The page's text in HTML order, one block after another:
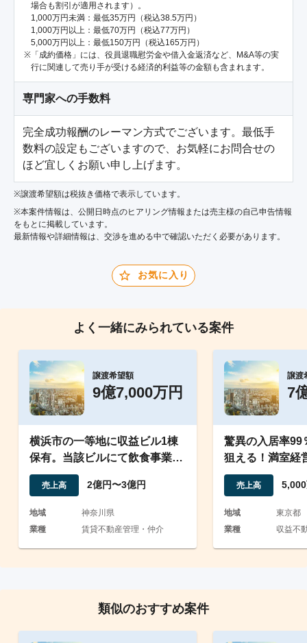
場合も割引が適用されます）。
1,000万円未満：最低35万円（税込38.5万円）
1,000万円以上：最低70万円（税込77万円）
5,000万円以上：最低150万円（税込165万円）
「成約価格」には、役員退職慰労金や借入金返済など、M&A等の実
行に関連して売り手が受ける経済的利益等の金額も含まれます。
専門家への手数料
完全成功報酬のレーマン方式でございます。最低手
数料の設定もございますので、お気軽にお問合せの
ほど宜しくお願い申し上げます。
※譲渡希望額は税抜き価格で表示しています。
※本案件情報は、公開日時点のヒアリング情報または売主様の自己申告情報
をもとに掲載しています。
最新情報や詳細情報は、交渉を進める中で確認いただく必要があります。
お気に入り
よく一緒にみられている案件
譲渡希望額
9億7,000万円
横浜市の一等地に収益ビル1棟
保有。当該ビルにて飲食事業も
展開
売上高 2億円〜3億円
地域
神奈川県
業種
賃貸不動産管理・仲介
譲渡
7
驚異の入居率99
狙える！満室経
動産M&A
売上高
地域
東京都
業種
収益不
類似のおすすめ案件